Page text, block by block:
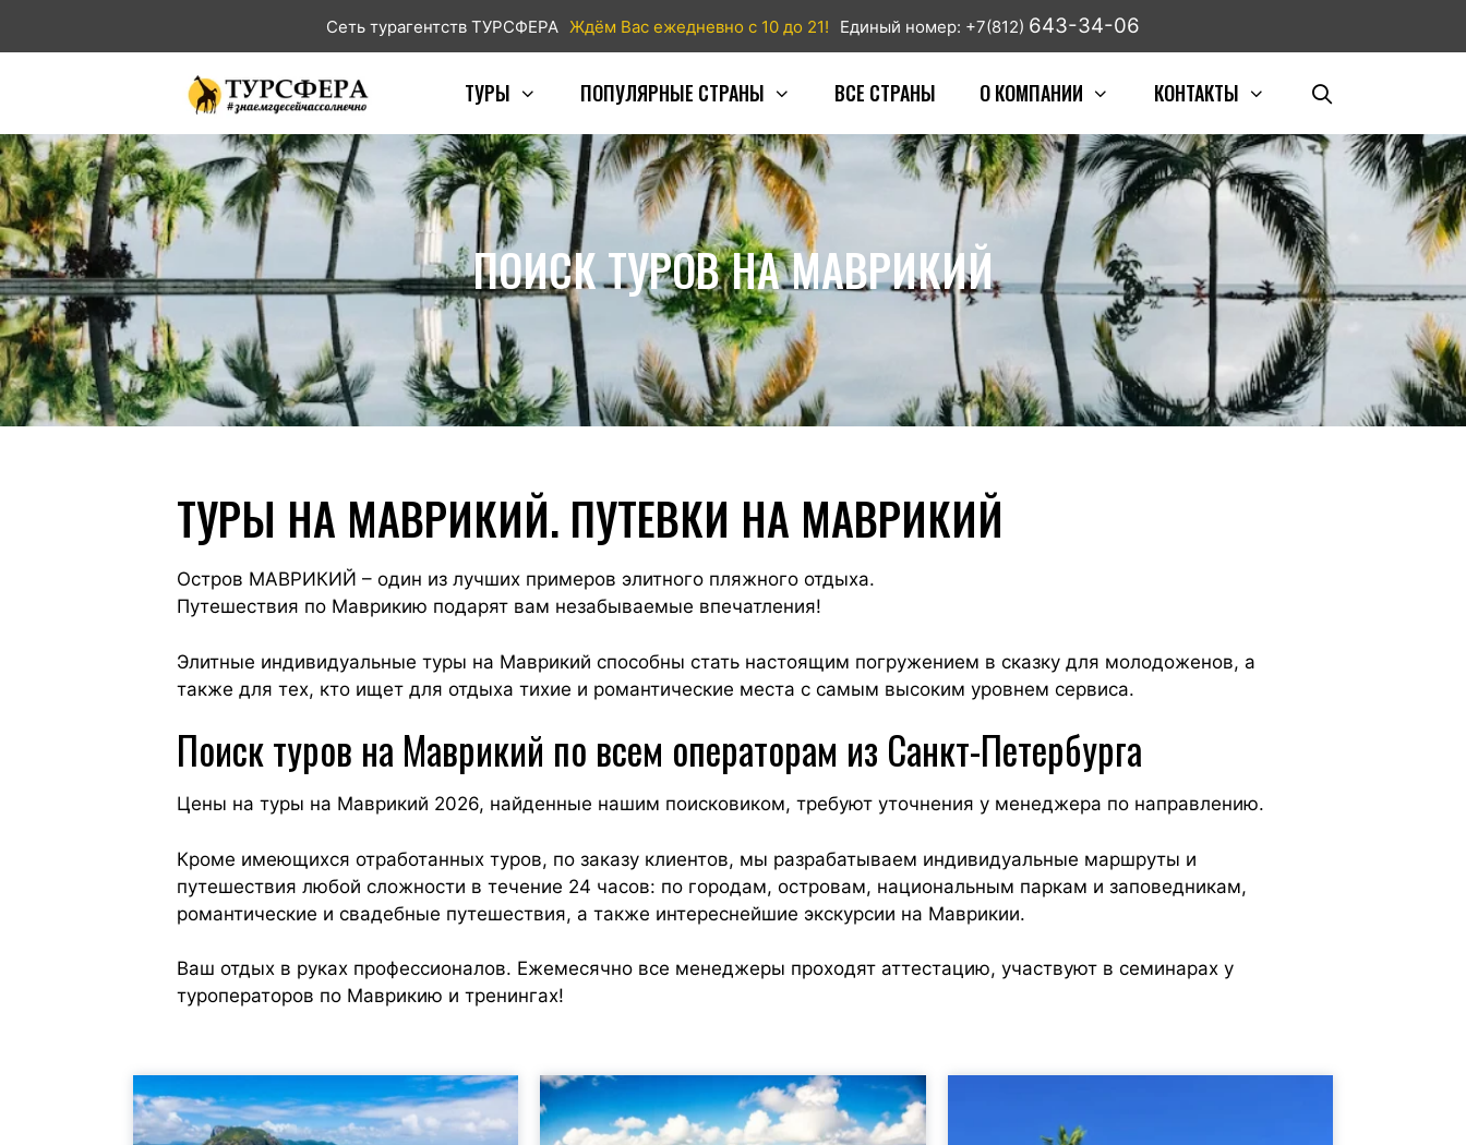
Сеть турагентств ТУРСФЕРА Ждём Вас ежедневно с 10 до 21! Единый номер: +7(812) 643-34-06
ТУРЫ ПОПУЛЯРНЫЕ СТРАНЫ ВСЕ СТРАНЫ О КОМПАНИИ КОНТАКТЫ
ПОИСК ТУРОВ НА МАВРИКИЙ
ТУРЫ НА МАВРИКИЙ. ПУТЕВКИ НА МАВРИКИЙ
Остров МАВРИКИЙ – один из лучших примеров элитного пляжного отдыха.
Путешествия по Маврикию подарят вам незабываемые впечатления!
Элитные индивидуальные туры на Маврикий способны стать настоящим погружением в сказку для молодоженов, а
также для тех, кто ищет для отдыха тихие и романтические места с самым высоким уровнем сервиса.
Поиск туров на Маврикий по всем операторам из Санкт-Петербурга
Цены на туры на Маврикий 2026, найденные нашим поисковиком, требуют уточнения у менеджера по направлению.
Кроме имеющихся отработанных туров, по заказу клиентов, мы разрабатываем индивидуальные маршруты и
путешествия любой сложности в течение 24 часов: по городам, островам, национальным паркам и заповедникам,
романтические и свадебные путешествия, а также интереснейшие экскурсии на Маврикии.
Ваш отдых в руках профессионалов. Ежемесячно все менеджеры проходят аттестацию, участвуют в семинарах у
туроператоров по Маврикию и тренингах!